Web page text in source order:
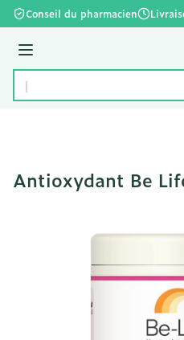
Aller au contenu
Conseil du pharmacien
Menu
Rechercher
Antioxydant Be